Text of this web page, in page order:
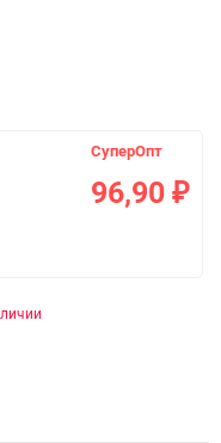
СуперОпт
96,90 ₽